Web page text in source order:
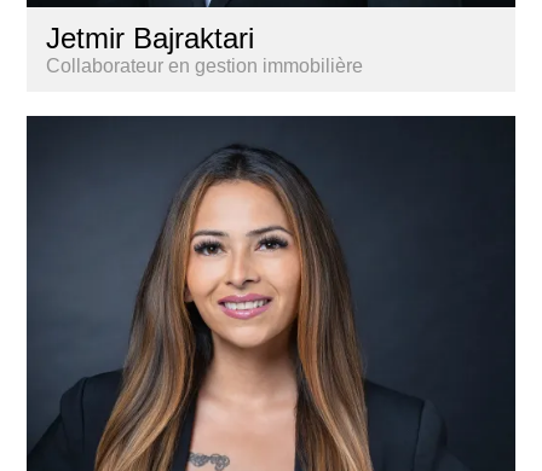
Jetmir Bajraktari
Collaborateur en gestion immobilière